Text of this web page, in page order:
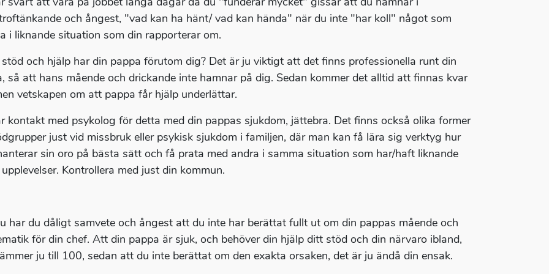
och ångest, "vad kan ha hänt/ vad kan hända" när du inte "har koll" något som
i liknande situation som din rapporterar om.
och hjälp har din pappa förutom dig? Det är ju viktigt att det finns professionella runt din
så att hans mående och drickande inte hamnar på dig. Sedan kommer det alltid att finnas kvar
vetskapen om att pappa får hjälp underlättar.
kontakt med psykolog för detta med din pappas sjukdom, jättebra. Det finns också olika former
just vid missbruk eller psykisk sjukdom i familjen, där man kan få lära sig verktyg hur
sin oro på bästa sätt och få prata med andra i samma situation som har/haft liknande
Kontrollera med just din kommun.
har du dåligt samvete och ångest att du inte har berättat fullt ut om din pappas mående och
för din chef. Att din pappa är sjuk, och behöver din hjälp ditt stöd och din närvaro ibland,
ju till 100, sedan att du inte berättat om den exakta orsaken, det är ju ändå din ensak.